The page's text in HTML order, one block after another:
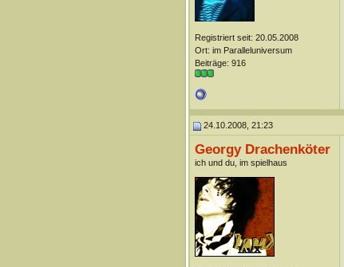
Registriert seit: 20.05.2008
Ort: im Paralleluniversum
Beiträge: 916
24.10.2008, 21:23
Georgy Drachenköter
ich und du, im spielhaus